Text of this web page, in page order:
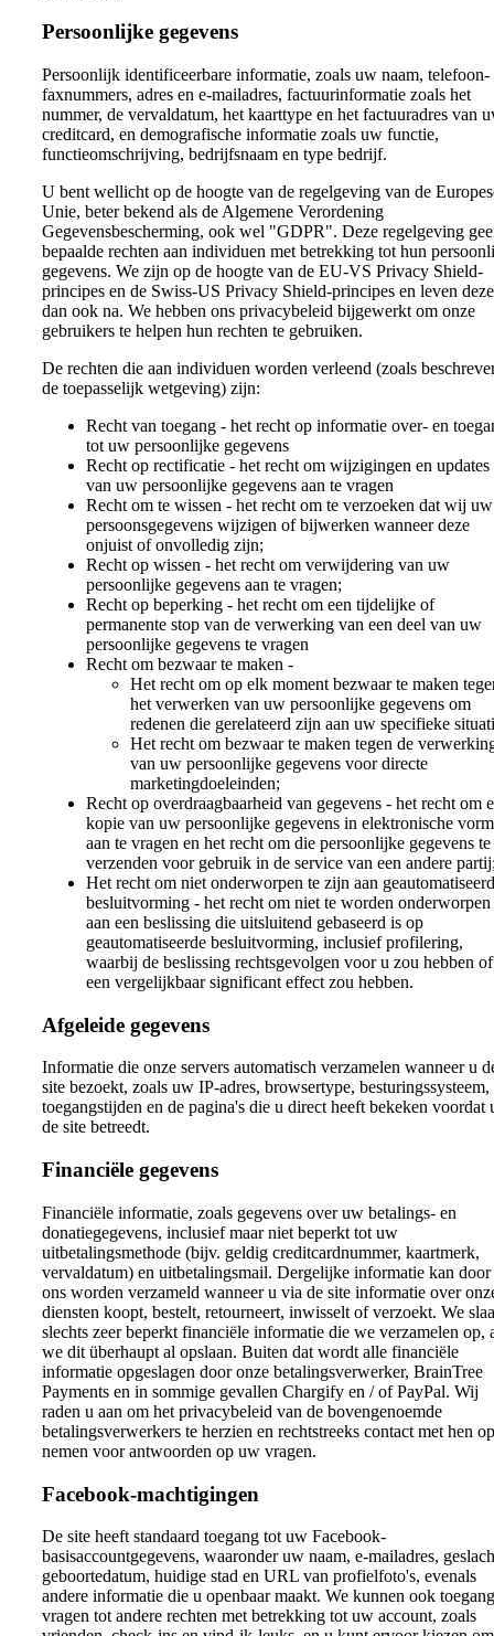
Persoonlijke gegevens
Persoonlijk identificeerbare informatie, zoals uw naam, telefoon-
faxnummers, adres en e-mailadres, factuurinformatie zoals het
nummer, de vervaldatum, het kaarttype en het factuuradres van
creditcard, en demografische informatie zoals uw functie,
functieomschrijving, bedrijfsnaam en type bedrijf.
U bent wellicht op de hoogte van de regelgeving van de
Unie, beter bekend als de Algemene Verordening
Gegevensbescherming, ook wel "GDPR". Deze regelgeving
bepaalde rechten aan individuen met betrekking tot hun
gegevens. We zijn op de hoogte van de EU-VS Privacy Shield-
principes en de Swiss-US Privacy Shield-principes en leven deze
dan ook na. We hebben ons privacybeleid bijgewerkt om onze
gebruikers te helpen hun rechten te gebruiken.
De rechten die aan individuen worden verleend (zoals
de toepasselijk wetgeving) zijn:
Recht van toegang - het recht op informatie over- en
tot uw persoonlijke gegevens
Recht op rectificatie - het recht om wijzigingen en updates
van uw persoonlijke gegevens aan te vragen
Recht om te wissen - het recht om te verzoeken dat wij uw
persoonsgegevens wijzigen of bijwerken wanneer deze
onjuist of onvolledig zijn;
Recht op wissen - het recht om verwijdering van uw
persoonlijke gegevens aan te vragen;
Recht op beperking - het recht om een tijdelijke of
permanente stop van de verwerking van een deel van uw
persoonlijke gegevens te vragen
Recht om bezwaar te maken -
Het recht om op elk moment bezwaar te maken
het verwerken van uw persoonlijke gegevens om
redenen die gerelateerd zijn aan uw specifieke
Het recht om bezwaar te maken tegen de
van uw persoonlijke gegevens voor directe
marketingdoeleinden;
Recht op overdraagbaarheid van gegevens - het recht om
kopie van uw persoonlijke gegevens in elektronische vorm
aan te vragen en het recht om die persoonlijke gegevens te
verzenden voor gebruik in de service van een andere
Het recht om niet onderworpen te zijn aan
besluitvorming - het recht om niet te worden onderworpen
aan een beslissing die uitsluitend gebaseerd is op
geautomatiseerde besluitvorming, inclusief profilering,
waarbij de beslissing rechtsgevolgen voor u zou hebben of
een vergelijkbaar significant effect zou hebben.
Afgeleide gegevens
Informatie die onze servers automatisch verzamelen wanneer u
site bezoekt, zoals uw IP-adres, browsertype, besturingssysteem,
toegangstijden en de pagina's die u direct heeft bekeken voordat
de site betreedt.
Financiële gegevens
Financiële informatie, zoals gegevens over uw betalings- en
donatiegegevens, inclusief maar niet beperkt tot uw
uitbetalingsmethode (bijv. geldig creditcardnummer, kaartmerk,
vervaldatum) en uitbetalingsmail. Dergelijke informatie kan door
ons worden verzameld wanneer u via de site informatie over
diensten koopt, bestelt, retourneert, inwisselt of verzoekt. We
slechts zeer beperkt financiële informatie die we verzamelen op,
we dit überhaupt al opslaan. Buiten dat wordt alle financiële
informatie opgeslagen door onze betalingsverwerker, BrainTree
Payments en in sommige gevallen Chargify en / of PayPal. Wij
raden u aan om het privacybeleid van de bovengenoemde
betalingsverwerkers te herzien en rechtstreeks contact met hen
nemen voor antwoorden op uw vragen.
Facebook-machtigingen
De site heeft standaard toegang tot uw Facebook-
basisaccountgegevens, waaronder uw naam, e-mailadres,
geboortedatum, huidige stad en URL van profielfoto's, evenals
andere informatie die u openbaar maakt. We kunnen ook toegang
vragen tot andere rechten met betrekking tot uw account, zoals